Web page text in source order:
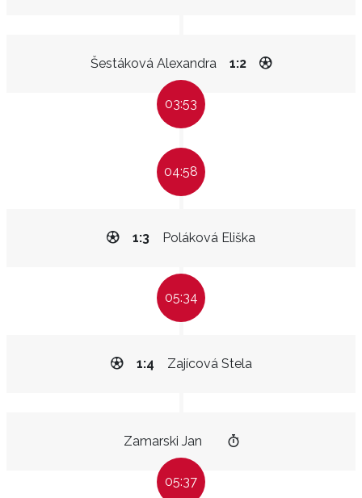
Šestáková Alexandra 1:2
03:53
04:58
Poláková Eliška
1:3
05:34
Zajícová Stela
1:4
Zamarski Jan
05:37